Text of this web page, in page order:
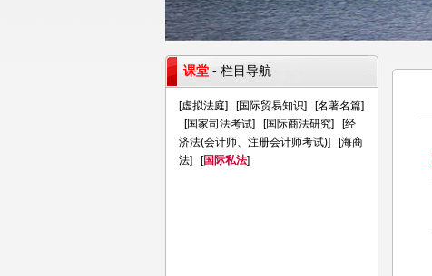
课堂 - 栏目导航
[虚拟法庭] [国际贸易知识] [名著名篇]
[国家司法考试] [国际商法研究] [经
济法(会计师、注册会计师考试)] [海商
法] [国际私法]